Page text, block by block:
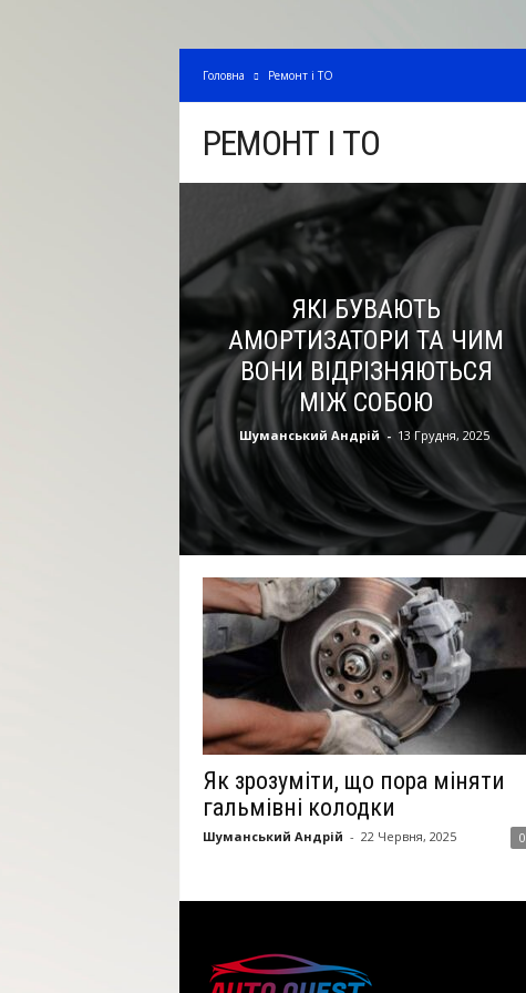
Головна Ремонт і ТО
РЕМОНТ І ТО
ЯКІ БУВАЮТЬ
АМОРТИЗАТОРИ ТА ЧИМ
ВОНИ ВІДРІЗНЯЮТЬСЯ
МІЖ СОБОЮ
Шуманський Андрій - 13 Грудня, 2025
Як зрозуміти, що пора міняти
гальмівні колодки
Шуманський Андрій - 22 Червня, 2025 0